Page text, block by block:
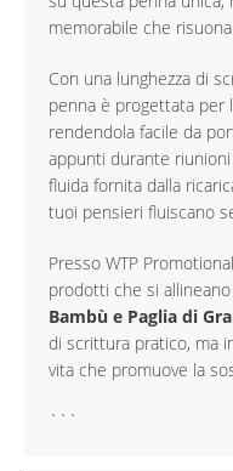
memorabile che
Con una lunghezza di
penna è progettata per
rendendola facile da
appunti durante
fluida fornita dalla
tuoi pensieri fluiscano
Presso WTP
prodotti che si
Bambù e Paglia di
di scrittura pratico, ma
vita che promuove la
```